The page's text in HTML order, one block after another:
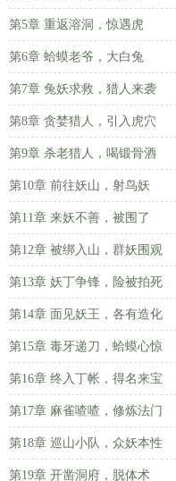
第5章 重返溶洞，惊遇虎
第6章 蛤蟆老爷，大白兔
第7章 兔妖求救，猎人来袭
第8章 贪婪猎人，引入虎穴
第9章 杀老猎人，喝锻骨酒
第10章 前往妖山，射鸟妖
第11章 来妖不善，被围了
第12章 被绑入山，群妖围观
第13章 妖丁争锋，险被拍死
第14章 面见妖王，各有造化
第15章 毒牙递刀，蛤蟆心惊
第16章 终入丁帐，得名来宝
第17章 麻雀喳喳，修炼法门
第18章 巡山小队，众妖本性
第19章 开凿洞府，脱体术